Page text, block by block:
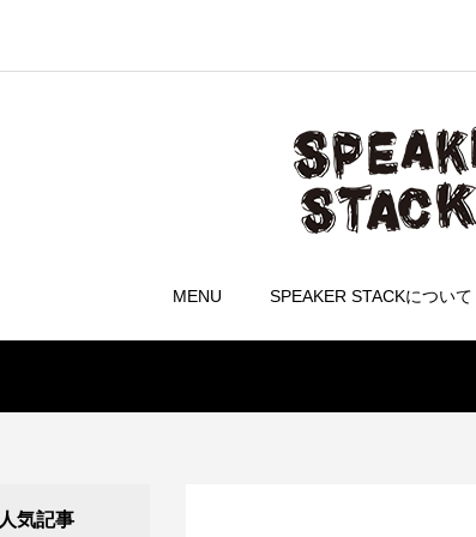
MENU SPEAKER STACKについて
人気記事